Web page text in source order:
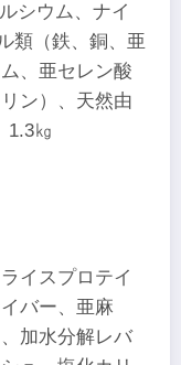
シウム、ナイ
類（鉄、銅、亜
、亜セレン酸
ン）、天然由
1.3㎏
イスプロテイ
バー、亜麻
加水分解レバ